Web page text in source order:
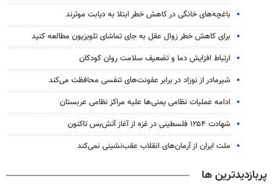
باغچه‌های خانگی در کاهش خطر ابتلا به دیابت موثرند
برای کاهش خطر زوال عقل به جای تماشای تلویزیون مطالعه کنید
ارتباط افزایش دما و تضعیف سلامت روان کودکان
شیرمادر از نوزاد در برابر عفونت‌های تنفسی محافظت می‌کند
ادامه عملیات نظامی یمنی‌ها علیه مراکز نظامی عربستان
شهادت ۱۲۵۴ فلسطینی در غزه از آغاز آتش‌بس تاکنون
ملت ایران از آرمان‌های انقلاب عقب‌نشینی نمی‌کند
پربازدیدترین ها